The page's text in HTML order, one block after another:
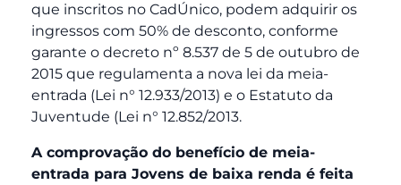
que inscritos no CadÚnico, podem adquirir os
ingressos com 50% de desconto, conforme
garante o decreto nº 8.537 de 5 de outubro de
2015 que regulamenta a nova lei da meia-
entrada (Lei n° 12.933/2013) e o Estatuto da
Juventude (Lei n° 12.852/2013.
A comprovação do benefício de meia-
entrada para Jovens de baixa renda é feita